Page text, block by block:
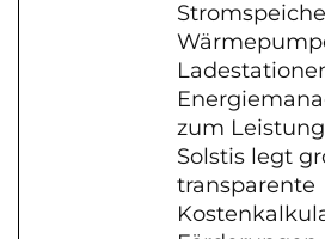
zum
Solstis legt
transparente